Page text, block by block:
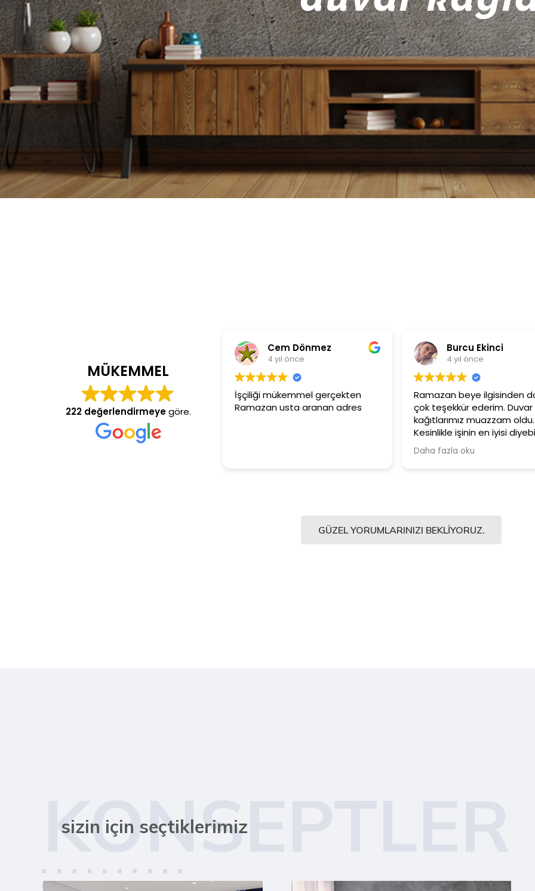
MÜKEMMEL
222 değerlendirmeyegöre.
İşçiliği mükemmel gerçekten
Ramazan usta aranan adres
Burcu Ekinci
Ramazan beye ilgisinden dolayı
çok teşekkür ederim. Duvar
Kesinlikle işinin en iyisi diyebilirim.
Metin
Ürünler çok
Güler yüzlü ve
çalışanlarına
GÜZEL YORUMLARINIZI BEKLIYORUZ.
KONSEPTLER
sizin için seçtiklerimiz